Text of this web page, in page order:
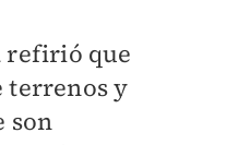
refirió que
terrenos y
son